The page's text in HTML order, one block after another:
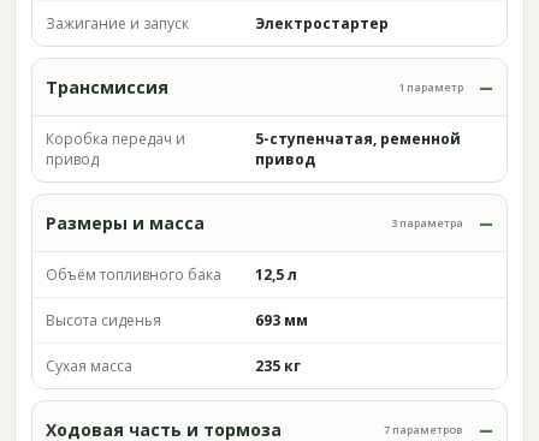
Зажигание и запуск Электростартер
Трансмиссия 1 параметр
Коробка передач и
привод
5-ступенчатая, ременной
привод
Размеры и масса 3 параметра
Объём топливного бака 12,5 л
Высота сиденья 693 мм
Сухая масса 235 кг
Ходовая часть и тормоза 7 параметров